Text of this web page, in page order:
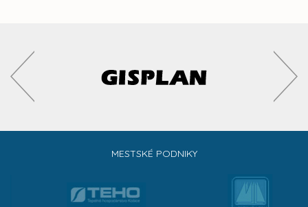
MESTSKÉ PODNIKY